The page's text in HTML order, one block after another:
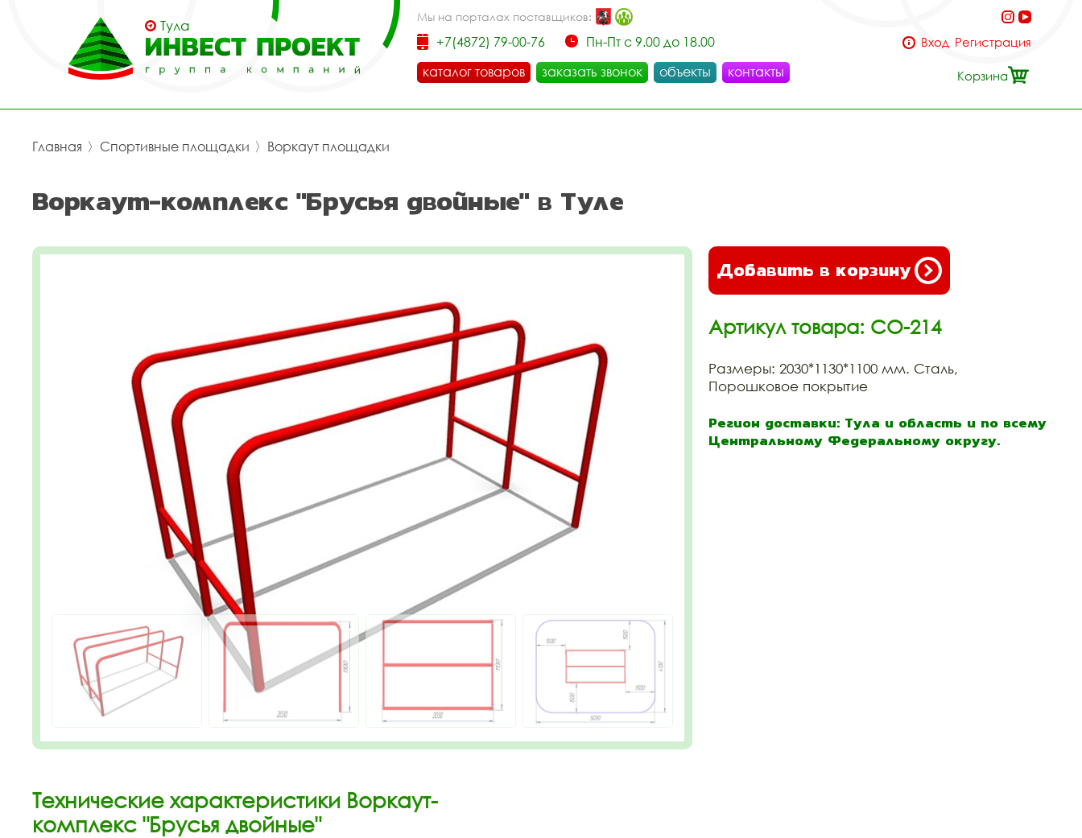
Тула
Мы на порталах поставщиков:
+7(4872) 79-00-76
Пн-Пт с 9.00 до 18.00
каталог товаров
заказать звонок объекты контакты
Вход Регистрация
Корзина
Главная 〉 Спортивные площадки 〉 Воркаут площадки
Воркаут-комплекс "Брусья двойные" в Туле
Добавить в корзину
Артикул товара: СО-214
Размеры: 2030*1130*1100 мм. Сталь,
Порошковое покрытие
Регион доставки: Тула и область и по всему
Центральному Федеральному округу.
Технические характеристики Воркаут-
комплекс "Брусья двойные"